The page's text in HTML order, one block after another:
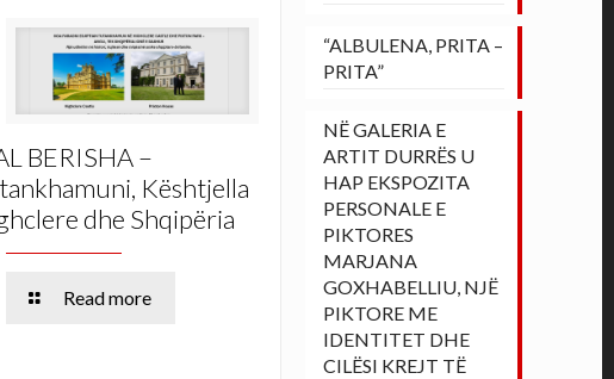
BERISHA –
Kështjella
dhe Shqipëria
Read more
“ALBULENA, PRITA –
PRITA”
NË GALERIA E
ARTIT DURRËS U
HAP EKSPOZITA
PERSONALE E
PIKTORES
MARJANA
GOXHABELLIU, NJË
PIKTORE ME
IDENTITET DHE
CILËSI KREJT TË